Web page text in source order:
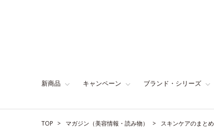
新商品 キャンペーン ブランド・シリーズ
TOP マガジン（美容情報・読み物） スキンケアのまとめ